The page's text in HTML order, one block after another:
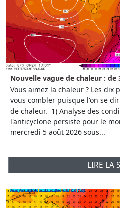
Nouvelle vague de chaleur : de
Vous aimez la chaleur ? Les dix
vous combler puisque l'on se
de chaleur. 1) Analyse des
l'anticyclone persiste pour le
mercredi 5 août 2026 sous...
LIRE LA